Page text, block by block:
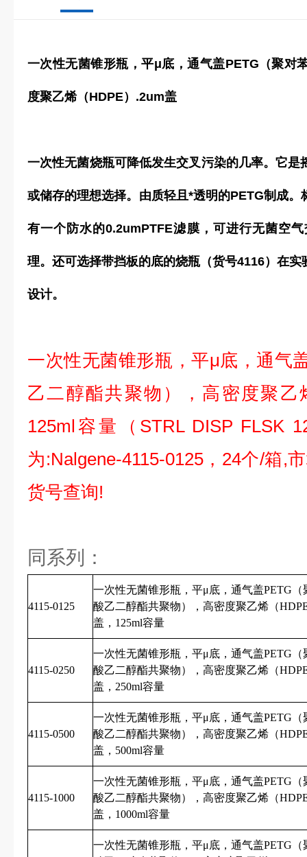
一次性无菌锥形瓶，平μ底，通气盖PETG（聚对
度聚乙烯（HDPE）.2um盖
一次性无菌烧瓶可降低发生交叉污染的几率。它
或储存的理想选择。由质轻且*透明的PETG制成
有一个防水的0.2umPTFE滤膜，可进行无菌空
理。还可选择带挡板的底的烧瓶（货号4116）在
设计。
一次性无菌锥形瓶，平μ底，通气
乙二醇酯共聚物），高密度聚乙
125ml容量（STRL DISP FLSK
为:Nalgene-4115-0125，24个/箱,
货号查询!
同系列：
4115-0125
一次性无菌锥形瓶，平μ底，通气盖PETG（
酸乙二醇酯共聚物），高密度聚乙烯（
盖，125ml容量
4115-0250
一次性无菌锥形瓶，平μ底，通气盖PETG（
酸乙二醇酯共聚物），高密度聚乙烯（
盖，250ml容量
4115-0500
一次性无菌锥形瓶，平μ底，通气盖PETG（
酸乙二醇酯共聚物），高密度聚乙烯（
盖，500ml容量
4115-1000
一次性无菌锥形瓶，平μ底，通气盖PETG（
酸乙二醇酯共聚物），高密度聚乙烯（
盖，1000ml容量
一次性无菌锥形瓶，平μ底，通气盖PETG（